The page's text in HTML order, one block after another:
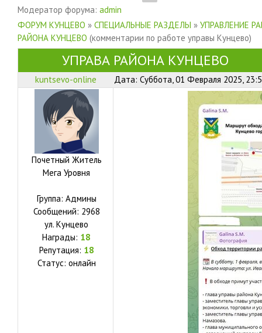
Модератор форума: admin
ФОРУМ КУНЦЕВО » СПЕЦИАЛЬНЫЕ РАЗДЕЛЫ » УПРАВЛЕНИЕ
РАЙОНА КУНЦЕВО (комментарии по работе управы Кунцево)
УПРАВА РАЙОНА КУНЦЕВО
kuntsevo-online Дата: Суббота, 01 Февраля 2025,
Почетный Житель
Мега Уровня
Группа: Админы
Сообщений: 2968
ул. Кунцево
Награды: 18
Репутация: 18
Статус: онлайн